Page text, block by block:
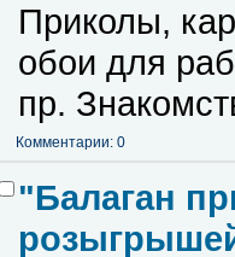
Приколы,
обои для
пр.
Комментарии: 0
"Балаган